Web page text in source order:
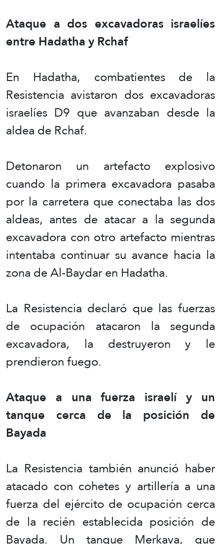
Ataque a dos excavadoras israelíes
entre Hadatha y Rchaf
En Hadatha, combatientes de la
Resistencia avistaron dos excavadoras
israelíes D9 que avanzaban desde la
aldea de Rchaf.
Detonaron un artefacto explosivo
cuando la primera excavadora pasaba
por la carretera que conectaba las dos
aldeas, antes de atacar a la segunda
excavadora con otro artefacto mientras
intentaba continuar su avance hacia la
zona de Al-Baydar en Hadatha.
La Resistencia declaró que las fuerzas
de ocupación atacaron la segunda
excavadora, la destruyeron y le
prendieron fuego.
Ataque a una fuerza israelí y un
tanque cerca de la posición de
Bayada
La Resistencia también anunció haber
atacado con cohetes y artillería a una
fuerza del ejército de ocupación cerca
de la recién establecida posición de
Bayada. Un tanque Merkava, que